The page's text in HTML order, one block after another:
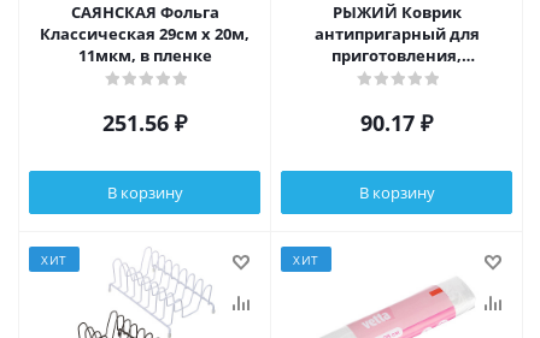
САЯНСКАЯ Фольга
Классическая 29см х 20м,
11мкм, в пленке
251.56 ₽
В корзину
РЫЖИЙ Коврик
антипригарный для
приготовления,
многоразовый, прочный,
90.17 ₽
В корзину
ХИТ ХИТ